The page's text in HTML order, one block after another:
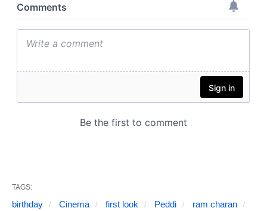
TAGS:
birthday Cinema first look Peddi
ram charan